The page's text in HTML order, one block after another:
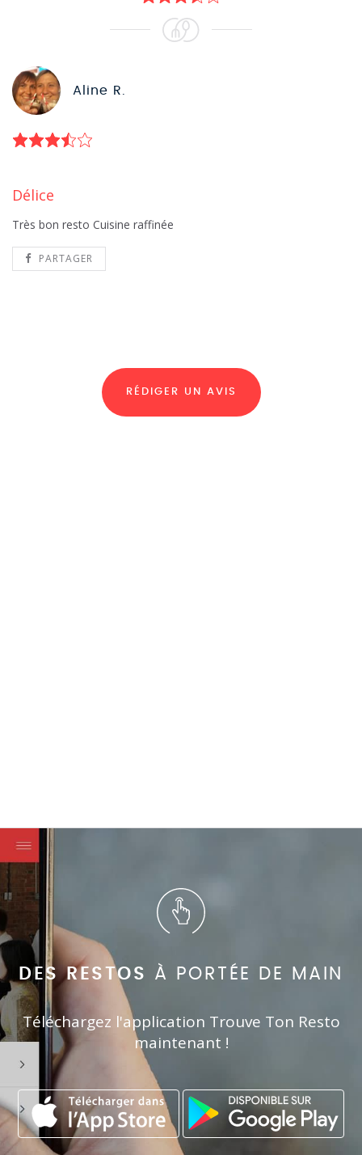
Aline R.
Délice
Très bon resto Cuisine raffinée
PARTAGER
RÉDIGER UN AVIS
DES RESTOS À PORTÉE DE MAIN
Téléchargez l'application Trouve Ton Resto
maintenant !